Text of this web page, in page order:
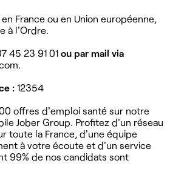
France ou en Union européenne,
à l'Ordre.
45 23 91 01 ou par mail via
: 12354
offres d'emploi santé sur notre
Jober Group. Profitez d'un réseau
toute la France, d'une équipe
à votre écoute et d'un service
99% de nos candidats sont